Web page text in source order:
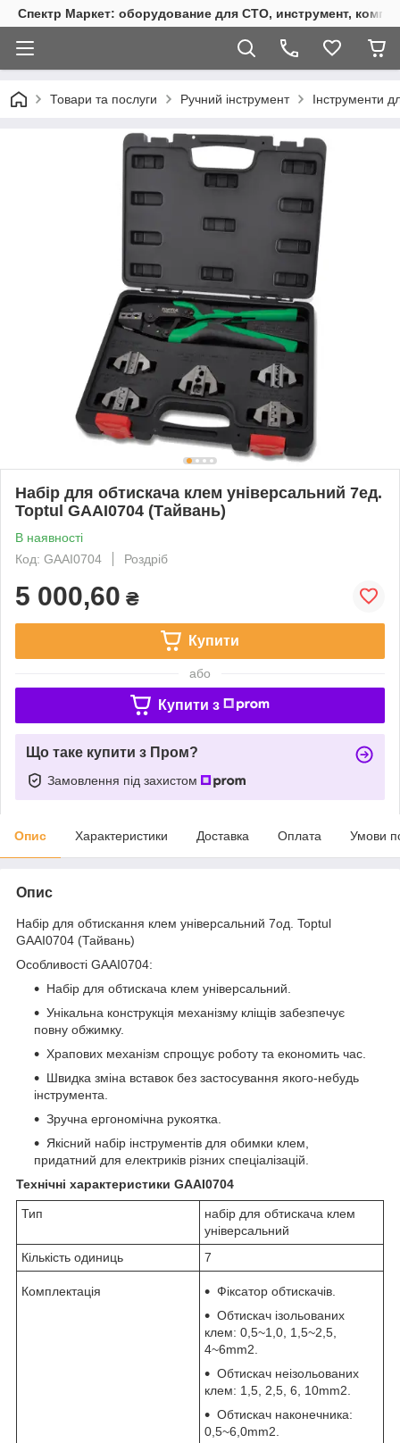
Спектр Маркет: оборудование для СТО, инструмент,
Товари та послуги Ручний інструмент Інструменти
Набір для обтискача клем універсальний 7ед.
Toptul GAAI0704 (Тайвань)
В наявності
Код: GAAI0704
Роздріб
5 000,60 ₴
Купити
або
Купити з
Що таке купити з Пром?
Замовлення під захистом
Опис Характеристики Доставка Оплата Умови
Опис
Набір для обтискання клем універсальний 7од. Toptul
GAAI0704 (Тайвань)
Особливості GAAI0704:
Набір для обтискача клем універсальний.
Унікальна конструкція механізму кліщів забезпечує
повну обжимку.
Храпових механізм спрощує роботу та економить час.
Швидка зміна вставок без застосування якого-небудь
інструмента.
Зручна ергономічна рукоятка.
Якісний набір інструментів для обимки клем,
придатний для електриків різних спеціалізацій.
Технічні характеристики GAAI0704
Тип
набір для обтискача клем
універсальний
Кількість одиниць
7
Комплектація
Фіксатор обтискачів.
Обтискач ізольованих
клем: 0,5~1,0, 1,5~2,5,
4~6mm2.
Обтискач неізольованих
клем: 1,5, 2,5, 6, 10mm2.
Обтискач наконечника:
0,5~6,0mm2.